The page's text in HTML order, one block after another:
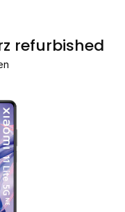
refurbished